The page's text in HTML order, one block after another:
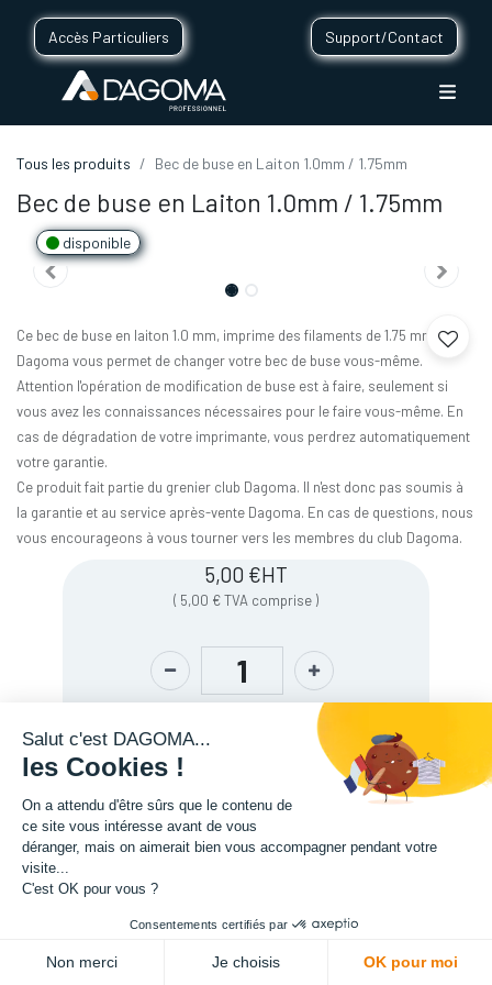
Accès Particuliers Support/Contact
Tous les produits Bec de buse en Laiton 1.0mm / 1.75mm
Bec de buse en Laiton 1.0mm / 1.75mm
disponible
Ce bec de buse en laiton 1.0 mm, imprime des filaments de 1.75 mm.
Dagoma vous permet de changer votre bec de buse vous-même.
Attention l'opération de modification de buse est à faire, seulement si
vous avez les connaissances nécessaires pour le faire vous-même. En
cas de dégradation de votre imprimante, vous perdrez automatiquement
votre garantie.
Ce produit fait partie du grenier club Dagoma. Il n'est donc pas soumis à
la garantie et au service après-vente Dagoma. En cas de questions, nous
vous encourageons à vous tourner vers les membres du club Dagoma.
5,00 €HT
( 5,00 €TVA comprise )
Description
Salut c'est DAGOMA...
les Cookies !
On a attendu d'être sûrs que le contenu de
ce site vous intéresse avant de vous
déranger, mais on aimerait bien vous accompagner pendant votre
visite...
C'est OK pour vous ?
Consentements certifiés par
Non merci Je choisis OK pour moi